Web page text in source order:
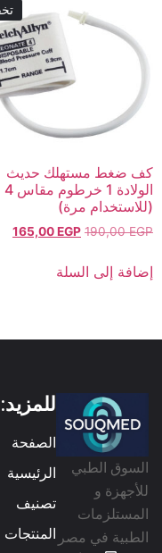
كف ضغط مستهلك حديث
الولادة 1 خرطوم مقاس 4
(للاستخدام مرة)
190,00EGP
165,00EGP
إضافة إلى السلة
السوق الطبي
للأجهزة و
المستلزمات
الطبية في مصر
للمزيد:
الصفحة
الرئيسية
تصنيف
المنتجات